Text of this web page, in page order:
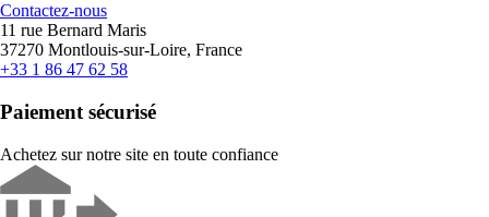
Contactez-nous
11 rue Bernard Maris
37270 Montlouis-sur-Loire, France
+33 1 86 47 62 58
Paiement sécurisé
Achetez sur notre site en toute confiance